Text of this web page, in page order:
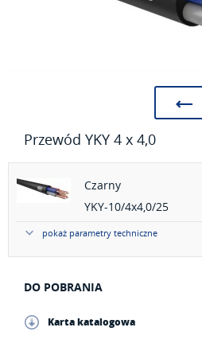
Przewód YKY 4 x 4,0
Czarny
YKY-10/4x4,0/25
pokaż parametry techniczne
DO POBRANIA
Karta katalogowa